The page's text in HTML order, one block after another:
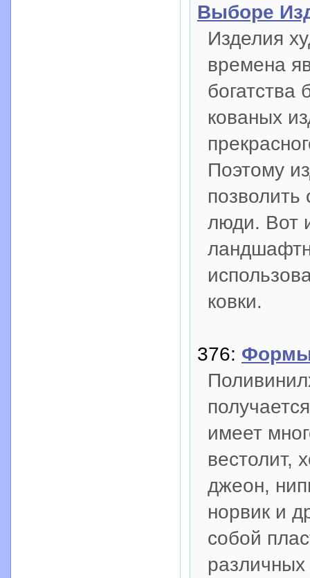
Выборе
Изделия
времена
кованых
Поэтому
позволить
люди. Вот
ковки.
376:
имеет
вестолит,
джеон,
норвик и
собой
различных